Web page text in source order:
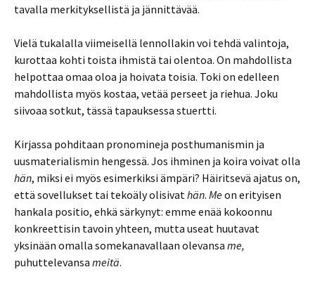
tavalla merkityksellistä ja jännittävää.
Vielä tukalalla viimeisellä lennollakin voi tehdä valintoja,
kurottaa kohti toista ihmistä tai olentoa. On mahdollista
helpottaa omaa oloa ja hoivata toisia. Toki on edelleen
mahdollista myös kostaa, vetää perseet ja riehua. Joku
siivoaa sotkut, tässä tapauksessa stuertti.
Kirjassa pohditaan pronomineja posthumanismin ja
uusmaterialismin hengessä. Jos ihminen ja koira voivat olla
hän, miksi ei myös esimerkiksi ämpäri? Häiritsevä ajatus on,
että sovellukset tai tekoäly olisivathän. Meon erityisen
hankala positio, ehkä särkynyt: emme enää kokoonnu
konkreettisin tavoin yhteen, mutta useat huutavat
yksinään omalla somekanavallaan olevansa me,
puhuttelevansa meitä.